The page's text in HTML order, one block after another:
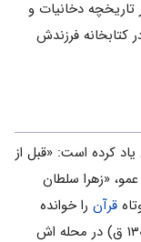
تاریخچه دخانیات و
کتابخانه فرزندش
کرده است: «قبل از
«زهرا سلطان
قرآن را خوانده
پس از آن که به ۷ سالگی رسید (۱۳۰۰ ق) در محله اش